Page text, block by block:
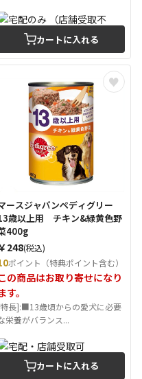
カートに入れる
ースジャパンペディグリー
歳以上用 チキン&緑黄色野
400g
248(税込)
ポイント（特典ポイント含む）
の商品はお取り寄せになり
す。
長]:■13歳頃からの愛犬に必要
栄養がバランス...
カートに入れる